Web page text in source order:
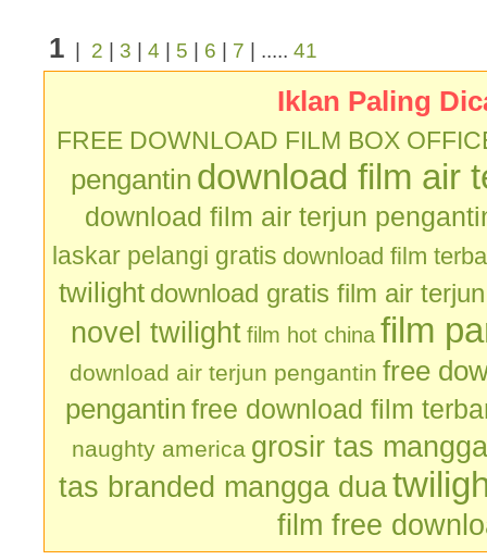
1 2 3 4 5 6 7 | ..... 41
Iklan Paling
FREE DOWNLOAD FILM BOX
pengantin download film air
download film air terjun
laskar pelangi gratis download film
twilight download gratis film air
novel twilight film hot china film
download air terjun pengantin free
pengantin free download film
naughty america grosir tas
tas branded mangga dua
film free